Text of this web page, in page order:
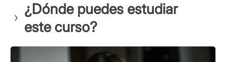
¿Dónde puedes estudiar
este curso?